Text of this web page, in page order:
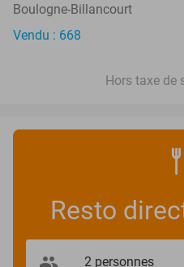
Boulogne-Billancourt
Vendu : 668
Hors taxe de
Resto